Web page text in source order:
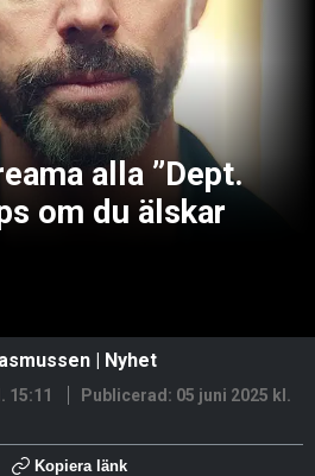
alla ”Dept.
om du älskar
| Nyhet
15:11 Publicerad: 05 juni 2025 kl.
Kopiera länk